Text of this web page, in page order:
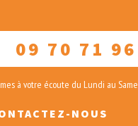
09 70 71
à votre écoute du Lundi au
NOUS